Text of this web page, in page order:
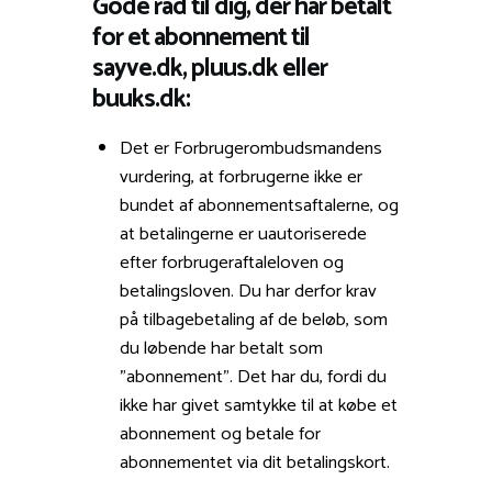
for et abonnement til
sayve.dk, pluus.dk eller
buuks.dk:
Det er Forbrugerombudsmandens
vurdering, at forbrugerne ikke er
bundet af abonnementsaftalerne, og
at betalingerne er uautoriserede
efter forbrugeraftaleloven og
betalingsloven. Du har derfor krav
på tilbagebetaling af de beløb, som
du løbende har betalt som
”abonnement”. Det har du, fordi du
ikke har givet samtykke til at købe et
abonnement og betale for
abonnementet via dit betalingskort.